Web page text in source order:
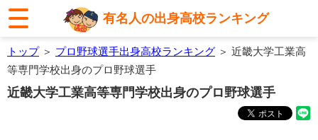
有名人の出身高校ランキング
トップ＞ プロ野球選手出身高校ランキング ＞ 近畿大学工業高
等専門学校出身のプロ野球選手
近畿大学工業高等専門学校出身のプロ野球選手